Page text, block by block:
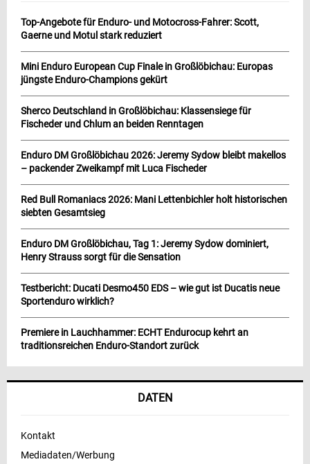
Top-Angebote für Enduro- und Motocross-Fahrer: Scott,
Gaerne und Motul stark reduziert
Mini Enduro European Cup Finale in Großlöbichau: Europas
jüngste Enduro-Champions gekürt
Sherco Deutschland in Großlöbichau: Klassensiege für
Fischeder und Chlum an beiden Renntagen
Enduro DM Großlöbichau 2026: Jeremy Sydow bleibt makellos
– packender Zweikampf mit Luca Fischeder
Red Bull Romaniacs 2026: Mani Lettenbichler holt historischen
siebten Gesamtsieg
Enduro DM Großlöbichau, Tag 1: Jeremy Sydow dominiert,
Henry Strauss sorgt für die Sensation
Testbericht: Ducati Desmo450 EDS – wie gut ist Ducatis neue
Sportenduro wirklich?
Premiere in Lauchhammer: ECHT Endurocup kehrt an
traditionsreichen Enduro-Standort zurück
DATEN
Kontakt
Mediadaten/Werbung